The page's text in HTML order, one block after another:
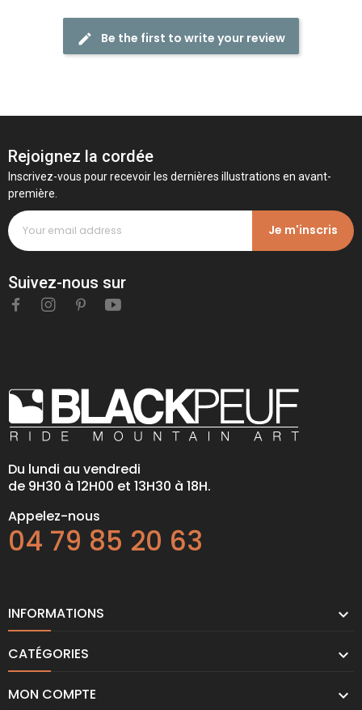
Be the first to write your review
Rejoignez la cordée
Inscrivez-vous pour recevoir les dernières illustrations en avant-
première.
Je m'inscris
Suivez-nous sur
Du lundi au vendredi
de 9H30 à 12H00 et 13H30 à 18H.
Appelez-nous
04 79 85 20 63
INFORMATIONS 
CATÉGORIES 
MON COMPTE 